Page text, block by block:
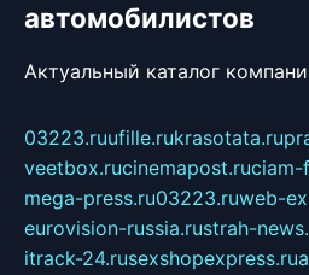
автомобилистов
Актуальный каталог
03223.ruufille.rukrasotata.ru
veetbox.rucinemapost.ruciam-
mega-press.ru03223.ruweb-
eurovision-russia.rustrah-
itrack-24.rusexshopexpress.ru